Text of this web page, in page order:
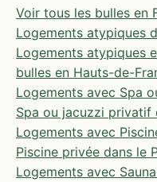
Voir tous les bulles en
Logements atypiques
Logements atypiques
bulles en Hauts-de-
Logements avec Spa
Spa ou jacuzzi privatif
Logements avec
Piscine privée dans le
Logements avec